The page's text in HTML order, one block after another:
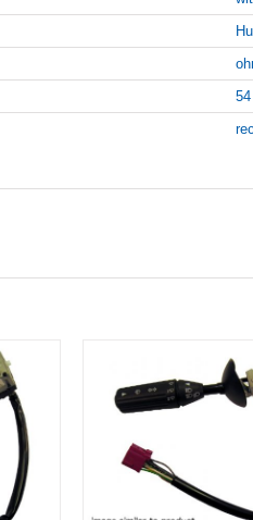
54